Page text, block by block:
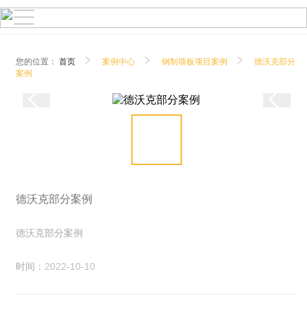
您的位置： 首页 案例中心 钢制墙板项目案例
德沃克部分
案例
德沃克部分案例
德沃克部分案例
时间： 2022-10-10